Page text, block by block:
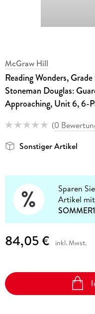
McGraw Hill
Reading Wonders,
Stoneman Douglas:
Approaching, Unit 6, 6-
(0
Sonstiger Artikel
Sparen
Artikel
84,05 € inkl. Mwst.